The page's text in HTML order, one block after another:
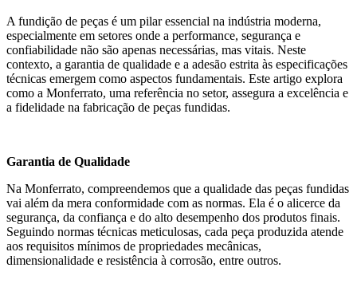
A fundição de peças é um pilar essencial na indústria moderna,
especialmente em setores onde a performance, segurança e
confiabilidade não são apenas necessárias, mas vitais. Neste
contexto, a garantia de qualidade e a adesão estrita às especificações
técnicas emergem como aspectos fundamentais. Este artigo explora
como a Monferrato, uma referência no setor, assegura a excelência e
a fidelidade na fabricação de peças fundidas.
Garantia de Qualidade
Na Monferrato, compreendemos que a qualidade das peças fundidas
vai além da mera conformidade com as normas. Ela é o alicerce da
segurança, da confiança e do alto desempenho dos produtos finais.
Seguindo normas técnicas meticulosas, cada peça produzida atende
aos requisitos mínimos de propriedades mecânicas,
dimensionalidade e resistência à corrosão, entre outros.